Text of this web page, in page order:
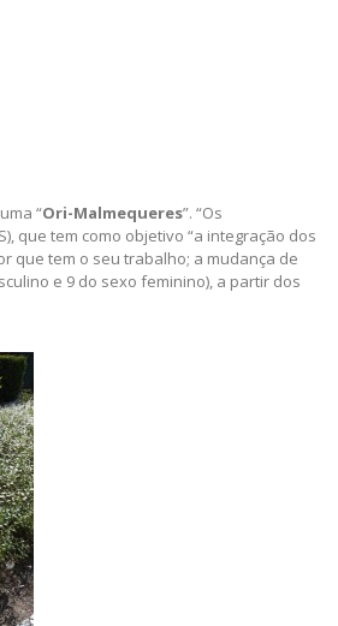
“Ori-Malmequeres”. “Os
que tem como objetivo “a integração dos
que tem o seu trabalho; a mudança de
e 9 do sexo feminino), a partir dos